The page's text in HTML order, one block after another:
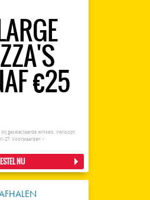
€25
bij geselecteerde winkels. Verloopt
27. Voorwaarden >
NU